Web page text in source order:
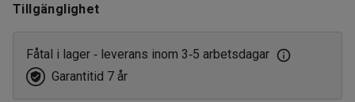
Tillgänglighet
Fåtal i lager ‑ leverans inom 3‑5 arbetsdagar
Garantitid 7 år